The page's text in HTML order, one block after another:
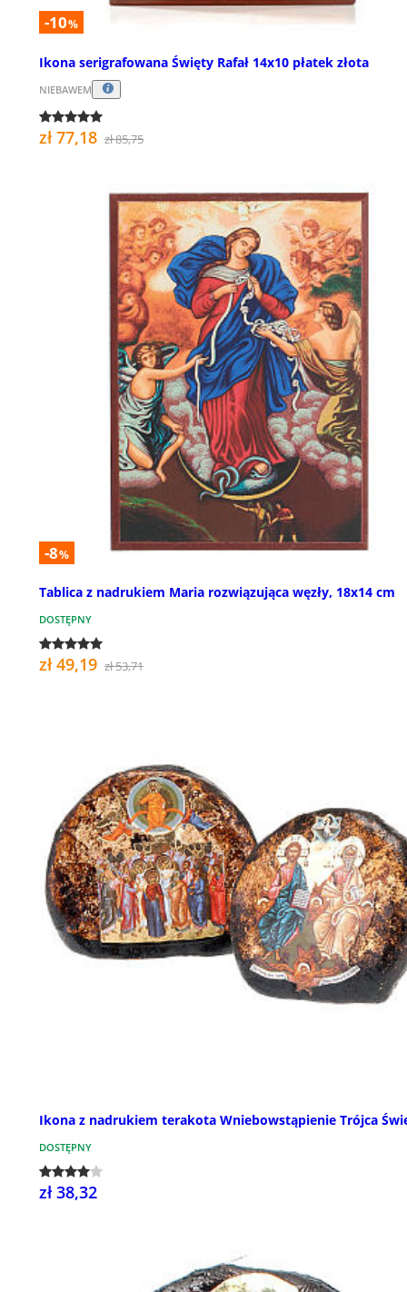
-10%
Ikona serigrafowana Święty Rafał 14x10 płatek złota
NIEBAWEM
zł 77,18 zł 85,75
-8%
Tablica z nadrukiem Maria rozwiązująca węzły, 18x14 cm
DOSTĘPNY
zł 49,19 zł 53,71
Ikona z nadrukiem terakota Wniebowstąpienie Trójca
DOSTĘPNY
zł 38,32